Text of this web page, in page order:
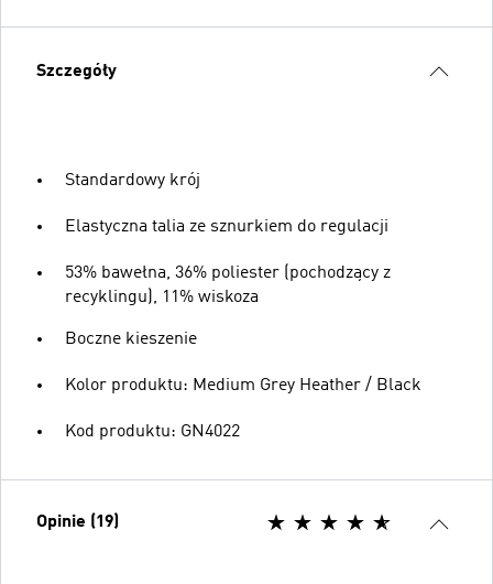
Szczegóły
Standardowy krój
Elastyczna talia ze sznurkiem do regulacji
53% bawełna, 36% poliester (pochodzący z
recyklingu), 11% wiskoza
Boczne kieszenie
Kolor produktu: Medium Grey Heather / Black
Kod produktu: GN4022
Opinie (19)